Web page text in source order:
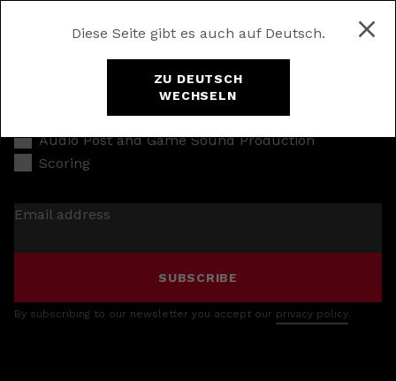
Diese Seite gibt es auch auf Deutsch.
ZU DEUTSCH
WECHSELN
Music Production
Audio Post and Game Sound Production
Scoring
Email address
SUBSCRIBE
By subscribing to our newsletter you accept our privacy policy.